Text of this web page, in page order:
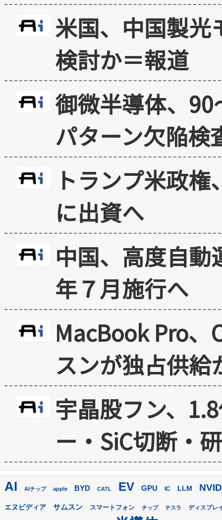
米国、中国製光
検討か＝報道
御微半導体、
パターン欠陥検
トランプ米政
に出資へ
中国、高度自
年７月施行へ
MacBook Pro
スンが独占供給
宇晶股フン、
ー・SiC切断・
AI AIチップ apple BYD CATL EV GPU IC LLM
エヌビディア サムスン スマートフォン チップ テスラ ディスプレ